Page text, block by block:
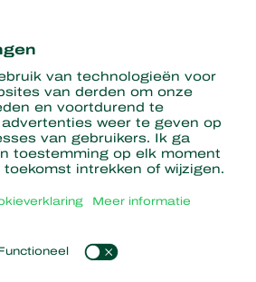
laatste nieuws en
Hier aanmelden